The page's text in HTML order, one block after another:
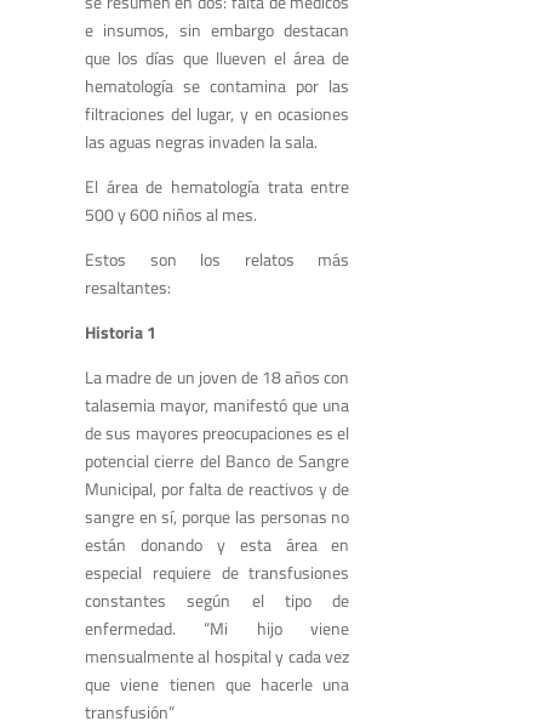
e insumos, sin embargo destacan
que los días que llueven el área de
hematología se contamina por las
filtraciones del lugar, y en ocasiones
las aguas negras invaden la sala.
El área de hematología trata entre
500 y 600 niños al mes.
Estos son los relatos más
resaltantes:
Historia 1
La madre de un joven de 18 años con
talasemia mayor, manifestó que una
de sus mayores preocupaciones es el
potencial cierre del Banco de Sangre
Municipal, por falta de reactivos y de
sangre en sí, porque las personas no
están donando y esta área en
especial requiere de transfusiones
constantes según el tipo de
enfermedad. “Mi hijo viene
mensualmente al hospital y cada vez
que viene tienen que hacerle una
transfusión”